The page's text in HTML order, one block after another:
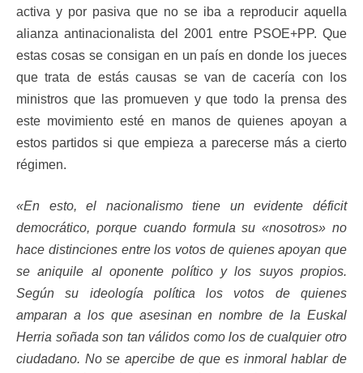
activa y por pasiva que no se iba a reproducir aquella
alianza antinacionalista del 2001 entre PSOE+PP. Que
estas cosas se consigan en un país en donde los jueces
que trata de estás causas se van de cacería con los
ministros que las promueven y que todo la prensa des
este movimiento esté en manos de quienes apoyan a
estos partidos si que empieza a parecerse más a cierto
régimen.
«En esto, el nacionalismo tiene un evidente déficit
democrático, porque cuando formula su«nosotros» no
hace distinciones entre los votos de quienes apoyan que
se aniquile al oponente político y los suyos propios.
Según su ideología política los votos de quienes
amparan a los que asesinan en nombre de la Euskal
Herria soñada son tan válidos como los de cualquier otro
ciudadano. No se apercibe de que es inmoral hablar de